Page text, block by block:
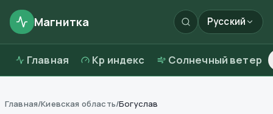
Магнитка Русский
Главная Kp индекс Солнечный ветер
Главная/Киевская область/Богуслав